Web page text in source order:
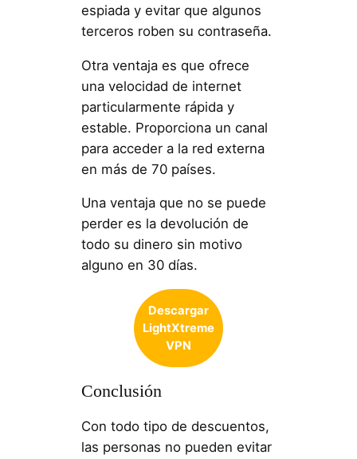
espiada y evitar que algunos
terceros roben su contraseña.
Otra ventaja es que ofrece
una velocidad de internet
particularmente rápida y
estable. Proporciona un canal
para acceder a la red externa
en más de 70 países.
Una ventaja que no se puede
perder es la devolución de
todo su dinero sin motivo
alguno en 30 días.
Descargar
LightXtreme
VPN
Conclusión
Con todo tipo de descuentos,
las personas no pueden evitar